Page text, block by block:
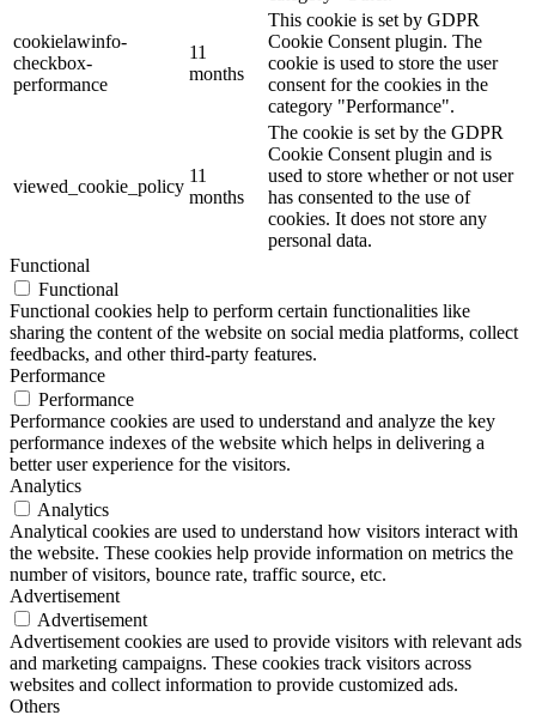
cookielawinfo-
checkbox-
performance
11
months
This cookie is set by GDPR
Cookie Consent plugin. The
cookie is used to store the user
consent for the cookies in the
category "Performance".
viewed_cookie_policy
11
months
The cookie is set by the GDPR
Cookie Consent plugin and is
used to store whether or not user
has consented to the use of
cookies. It does not store any
personal data.
Functional
Functional
Functional cookies help to perform certain functionalities like
sharing the content of the website on social media platforms, collect
feedbacks, and other third-party features.
Performance
Performance
Performance cookies are used to understand and analyze the key
performance indexes of the website which helps in delivering a
better user experience for the visitors.
Analytics
Analytics
Analytical cookies are used to understand how visitors interact with
the website. These cookies help provide information on metrics the
number of visitors, bounce rate, traffic source, etc.
Advertisement
Advertisement
Advertisement cookies are used to provide visitors with relevant ads
and marketing campaigns. These cookies track visitors across
websites and collect information to provide customized ads.
Others